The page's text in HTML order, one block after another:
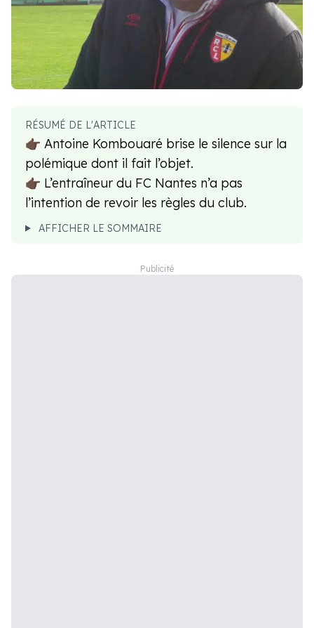
RÉSUMÉ DE L'ARTICLE
👉🏿 Antoine Kombouaré brise le silence sur la
polémique dont il fait l’objet.
👉🏿 L’entraîneur du FC Nantes n’a pas
l’intention de revoir les règles du club.
AFFICHER LE SOMMAIRE